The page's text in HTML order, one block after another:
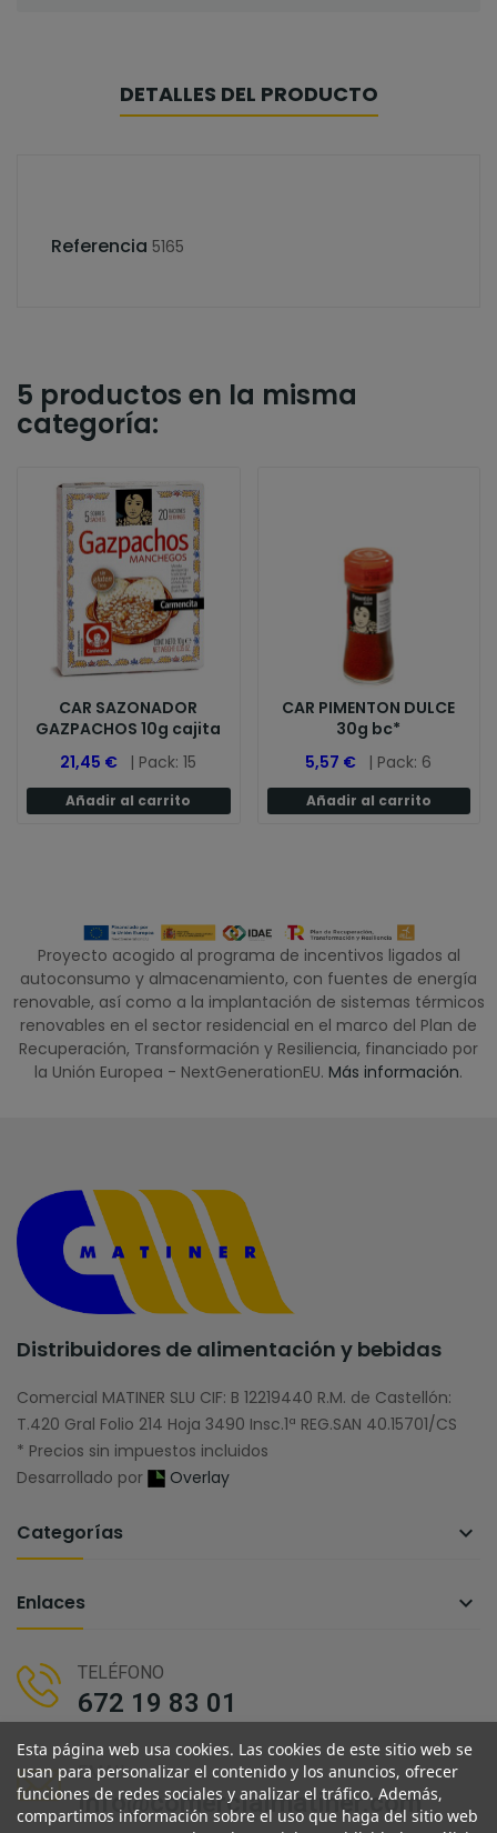
DETALLES DEL PRODUCTO
Referencia 5165
5 productos en la misma
categoría:
CAR SAZONADOR
GAZPACHOS 10g cajita
21,45 €
| Pack: 15
Añadir al carrito
CAR PIMENTON DULCE
30g bc*
5,57 €
| Pack: 6
Añadir al carrito
Proyecto acogido al programa de incentivos ligados al
autoconsumo y almacenamiento, con fuentes de energía
renovable, así como a la implantación de sistemas térmicos
renovables en el sector residencial en el marco del Plan de
Recuperación, Transformación y Resiliencia, financiado por
la Unión Europea - NextGenerationEU. Más información.
Distribuidores de alimentación y bebidas
Comercial MATINER SLU CIF: B 12219440 R.M. de Castellón:
T.420 Gral Folio 214 Hoja 3490 Insc.1ª REG.SAN 40.15701/CS
* Precios sin impuestos incluidos
Desarrollado por
Overlay
Categorías 
Enlaces 
TELÉFONO
672 19 83 01
EMAIL
info@comercialmatiner.com
Esta página web usa cookies. Las cookies de este sitio web se
usan para personalizar el contenido y los anuncios, ofrecer
funciones de redes sociales y analizar el tráfico. Además,
compartimos información sobre el uso que haga del sitio web